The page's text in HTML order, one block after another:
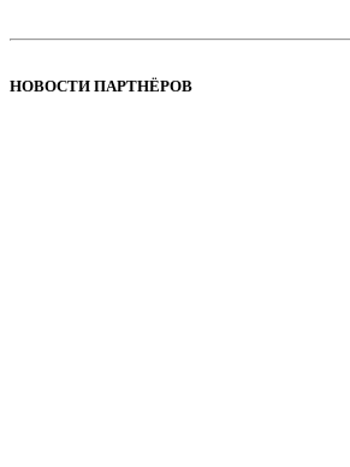
НОВОСТИ ПАРТНЁРОВ